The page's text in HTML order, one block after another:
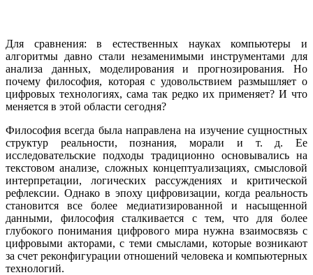
Для сравнения: в естественных науках компьютеры и
алгоритмы давно стали незаменимыми инструментами для
анализа данных, моделирования и прогнозирования. Но
почему философия, которая с удовольствием размышляет о
цифровых технологиях, сама так редко их применяет? И что
меняется в этой области сегодня?
Философия всегда была направлена на изучение сущностных
структур реальности, познания, морали и т. д. Ее
исследовательские подходы традиционно основывались на
текстовом анализе, сложных концептуализациях, смысловой
интерпретации, логических рассуждениях и критической
рефлексии. Однако в эпоху цифровизации, когда реальность
становится все более медиатизированной и насыщенной
данными, философия сталкивается с тем, что для более
глубокого понимания цифрового мира нужна взаимосвязь с
цифровыми акторами, с теми смыслами, которые возникают
за счет реконфигурации отношений человека и компьютерных
технологий.